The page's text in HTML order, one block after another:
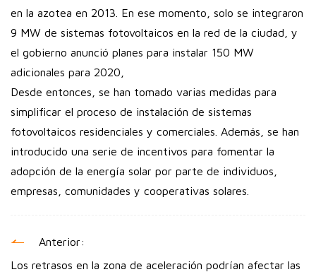
en la azotea en 2013. En ese momento, solo se integraron
9 MW de sistemas fotovoltaicos en la red de la ciudad, y
el gobierno anunció planes para instalar 150 MW
adicionales para 2020,
Desde entonces, se han tomado varias medidas para
simplificar el proceso de instalación de sistemas
fotovoltaicos residenciales y comerciales. Además, se han
introducido una serie de incentivos para fomentar la
adopción de la energía solar por parte de individuos,
empresas, comunidades y cooperativas solares.
Anterior:
Los retrasos en la zona de aceleración podrían afectar las